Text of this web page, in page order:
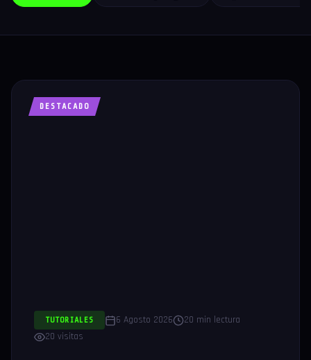
DESTACADO
TUTORIALES 6 Agosto 2026
20 min lectura
20 visitas